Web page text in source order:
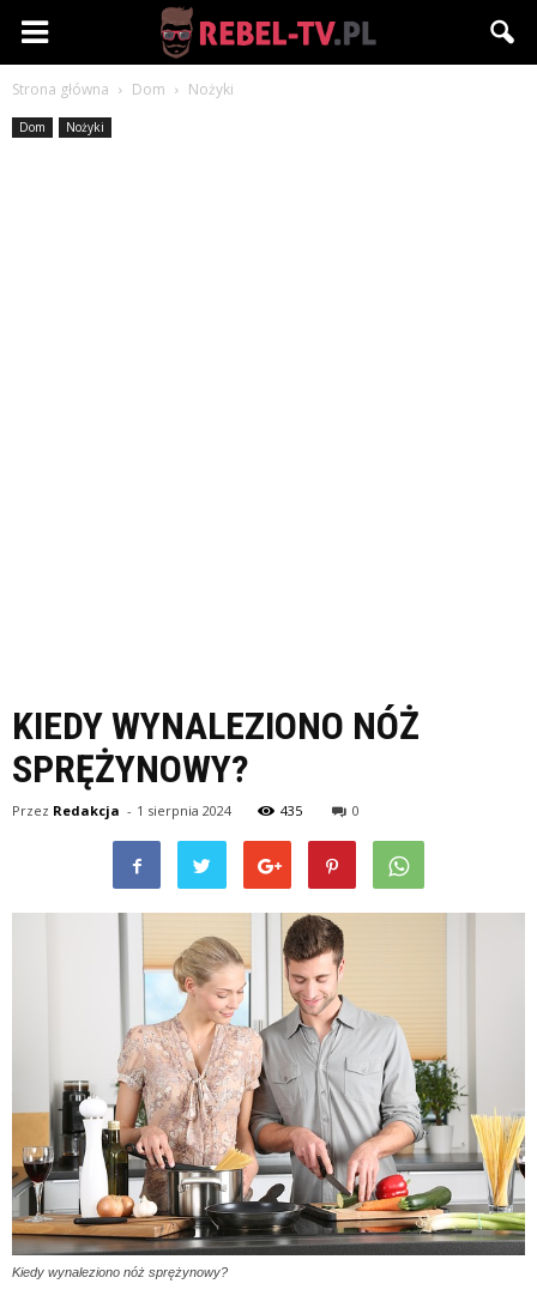
Rebel-
Strona główna Dom Nożyki
Dom Nożyki
KIEDY WYNALEZIONO NÓŻ
SPRĘŻYNOWY?
Przez Redakcja - 1 sierpnia 2024 435 0
Kiedy wynaleziono nóż sprężynowy?